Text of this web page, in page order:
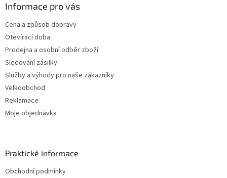
Informace pro vás
Cena a způsob dopravy
Otevírací doba
Prodejna a osobní odběr zboží
Sledování zásilky
Služby a výhody pro naše zákazníky
Velkoobchod
Reklamace
Moje objednávka
Praktické informace
Obchodní podmínky